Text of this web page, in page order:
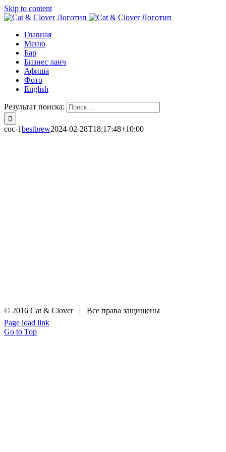
Skip to content
Главная
Меню
Бар
Бизнес ланч
Афиша
Фото
English
Результат поиска:
coc-1bestbrew2024-02-28T18:17:48+10:00
© 2016 Cat & Clover | Все права защищены
Page load link
Go to Top